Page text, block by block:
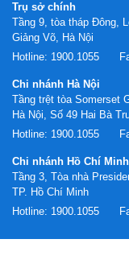
Trụ sở chính
Tầng 9, tòa tháp Đông,
Giảng Võ, Hà Nội
Hotline: 1900.1055
Chi nhánh Hà Nội
Tầng trệt tòa Somerset
Hà Nội, Số 49 Hai Bà
Hotline: 1900.1055
Chi nhánh Hồ Chí Minh
Tầng 3, Tòa nhà
TP. Hồ Chí Minh
Hotline: 1900.1055